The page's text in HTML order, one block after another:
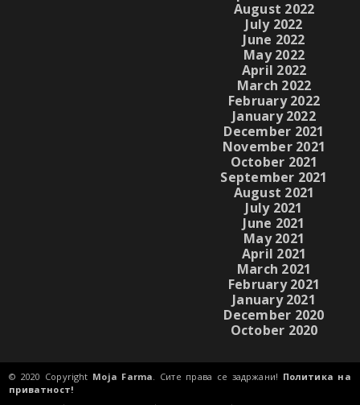
August 2022
July 2022
June 2022
May 2022
April 2022
March 2022
February 2022
January 2022
December 2021
November 2021
October 2021
September 2021
August 2021
July 2021
June 2021
May 2021
April 2021
March 2021
February 2021
January 2021
December 2020
October 2020
© 2020 Copyright Moja Farma . Сите права се задржани! Политика на
приватност!